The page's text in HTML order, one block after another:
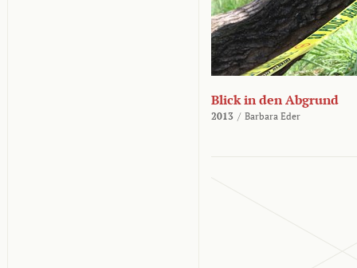
Blick in den Abgrund
2013 / Barbara Eder